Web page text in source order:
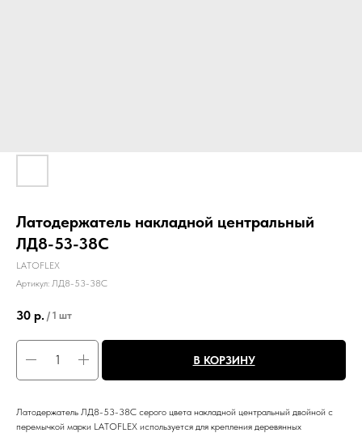
Латодержатель накладной центральный
ЛД8-53-38С
LATOFLEX
Артикул: ЛД8-53-38С
30 р. / 1 шт
В КОРЗИНУ
Латодержатель ЛД8-53-38С серого цвета накладной центральный двойной с
перемычкой марки LATOFLEX используется для крепления деревянных